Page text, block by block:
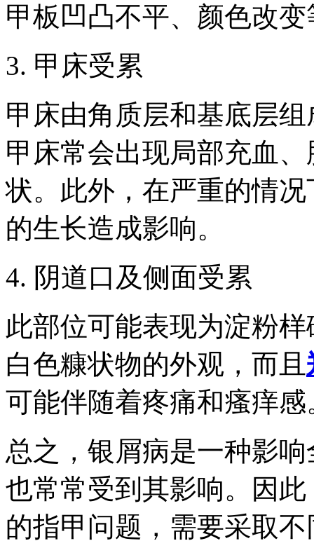
甲板凹凸不平、颜色改
3. 甲床受累
甲床由角质层和基底层
甲床常会出现局部充血
状。此外，在严重的情
的生长造成影响。
4. 阴道口及侧面受累
此部位可能表现为淀粉
白色糠状物的外观，而且
可能伴随着疼痛和瘙痒感
总之，银屑病是一种影
也常常受到其影响。因
的指甲问题，需要采取